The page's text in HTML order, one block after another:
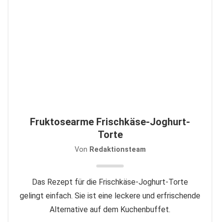
Fruktosearme Frischkäse-Joghurt-
Torte
Von Redaktionsteam
Das Rezept für die Frischkäse-Joghurt-Torte
gelingt einfach. Sie ist eine leckere und erfrischende
Alternative auf dem Kuchenbuffet.